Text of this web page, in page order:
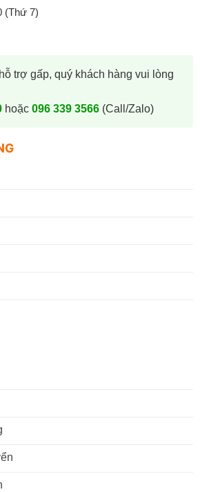
(Thứ 7)
trợ gấp, quý khách hàng vui lòng
hoặc 096 339 3566(Call/Zalo)